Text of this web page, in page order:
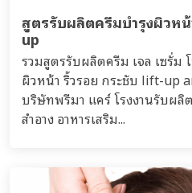
สูตรรับผลิตครีมบำรุงผิวห
up
รวมสูตรรับผลิตครีม เจล เซรั่ม
ผิวหน้า ริ้วรอย กระชับ lift-
บริษัทพรีมา แคร์ โรงงานรับผลิ
สำอาง อาหารเสริม...